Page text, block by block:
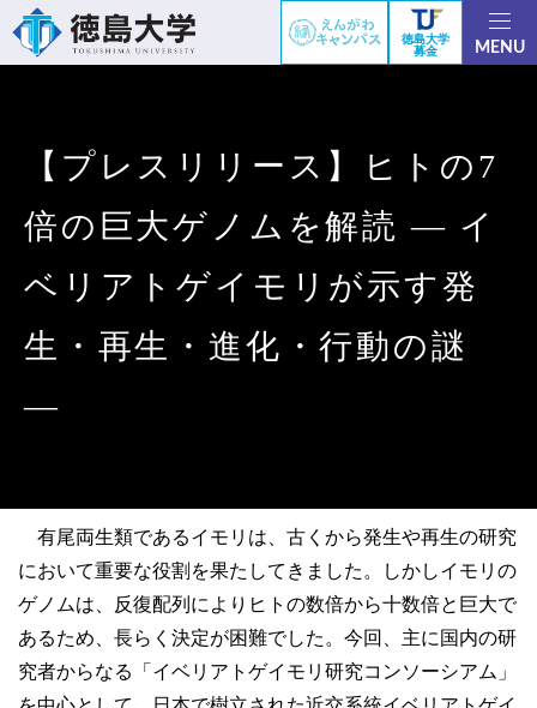
徳島大学
募金
MENU
【プレスリリース】ヒトの7
倍の巨大ゲノムを解読 ― イ
ベリアトゲイモリが示す発
生・再生・進化・行動の謎
―
有尾両生類であるイモリは、古くから発生や再生の研究
において重要な役割を果たしてきました。しかしイモリの
ゲノムは、反復配列によりヒトの数倍から十数倍と巨大で
あるため、長らく決定が困難でした。今回、主に国内の研
究者からなる「イベリアトゲイモリ研究コンソーシアム」